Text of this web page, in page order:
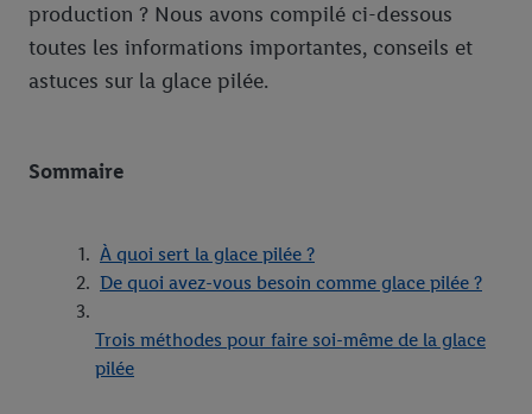
production ? Nous avons compilé ci-dessous
toutes les informations importantes, conseils et
astuces sur la glace pilée.
Sommaire
À quoi sert la glace pilée ?
De quoi avez-vous besoin comme glace pilée ?
Trois méthodes pour faire soi-même de la glace
pilée